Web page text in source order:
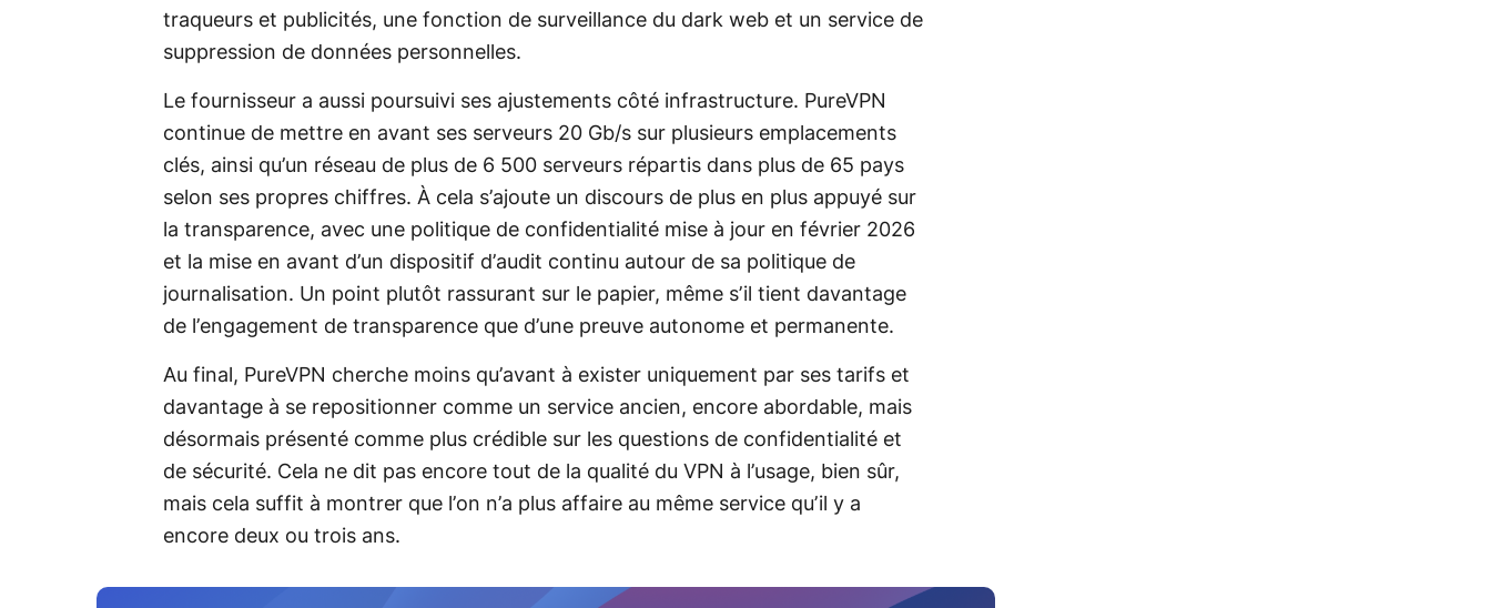
traqueurs et publicités, une fonction de surveillance du dark web et un service de
suppression de données personnelles.
Le fournisseur a aussi poursuivi ses ajustements côté infrastructure. PureVPN
continue de mettre en avant ses serveurs 20 Gb/s sur plusieurs emplacements
clés, ainsi qu’un réseau de plus de 6 500 serveurs répartis dans plus de 65 pays
selon ses propres chiffres. À cela s’ajoute un discours de plus en plus appuyé sur
la transparence, avec une politique de confidentialité mise à jour en février 2026
et la mise en avant d’un dispositif d’audit continu autour de sa politique de
journalisation. Un point plutôt rassurant sur le papier, même s’il tient davantage
de l’engagement de transparence que d’une preuve autonome et permanente.
Au final, PureVPN cherche moins qu’avant à exister uniquement par ses tarifs et
davantage à se repositionner comme un service ancien, encore abordable, mais
désormais présenté comme plus crédible sur les questions de confidentialité et
de sécurité. Cela ne dit pas encore tout de la qualité du VPN à l’usage, bien sûr,
mais cela suffit à montrer que l’on n’a plus affaire au même service qu’il y a
encore deux ou trois ans.